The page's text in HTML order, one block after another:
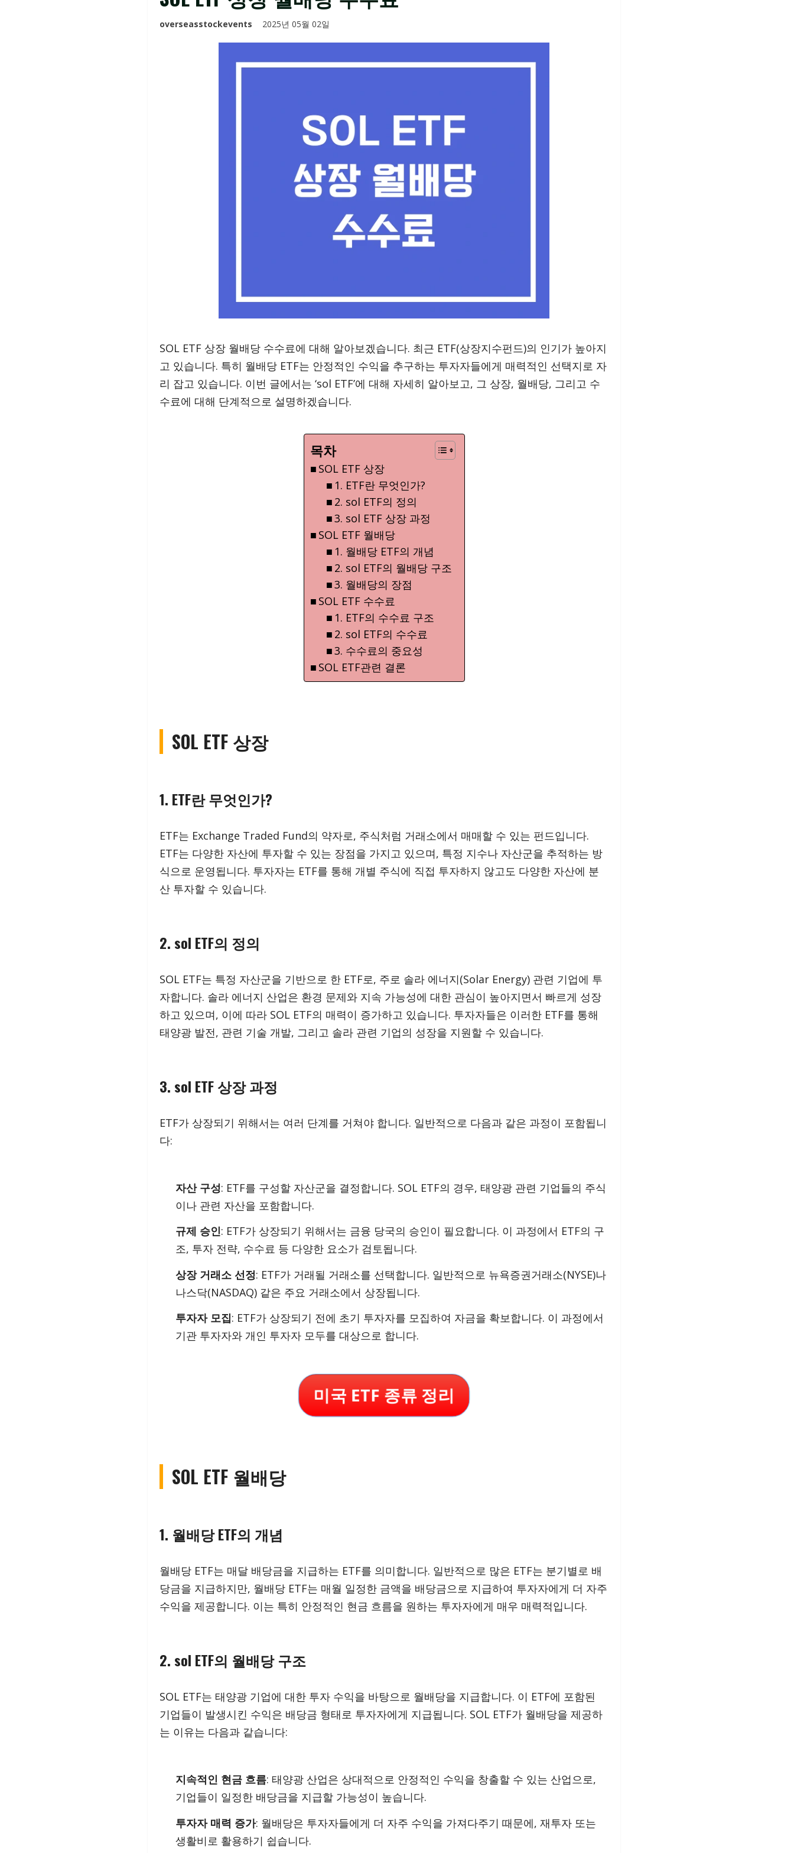
overseasstockevents 2025년 05월 02일
SOL ETF 상장 월배당 수수료에 대해 알아보겠습니다. 최근 ETF(상장지수펀드)의 인기가 높아지
고 있습니다. 특히 월배당 ETF는 안정적인 수익을 추구하는 투자자들에게 매력적인 선택지로 자
리 잡고 있습니다. 이번 글에서는 ‘sol ETF’에 대해 자세히 알아보고, 그 상장, 월배당, 그리고 수
수료에 대해 단계적으로 설명하겠습니다.
목차
SOL ETF 상장
1. ETF란 무엇인가?
2. sol ETF의 정의
3. sol ETF 상장 과정
SOL ETF 월배당
1. 월배당 ETF의 개념
2. sol ETF의 월배당 구조
3. 월배당의 장점
SOL ETF 수수료
1. ETF의 수수료 구조
2. sol ETF의 수수료
3. 수수료의 중요성
SOL ETF관련 결론
SOL ETF 상장
1. ETF란 무엇인가?
ETF는 Exchange Traded Fund의 약자로, 주식처럼 거래소에서 매매할 수 있는 펀드입니다.
ETF는 다양한 자산에 투자할 수 있는 장점을 가지고 있으며, 특정 지수나 자산군을 추적하는 방
식으로 운영됩니다. 투자자는 ETF를 통해 개별 주식에 직접 투자하지 않고도 다양한 자산에 분
산 투자할 수 있습니다.
2. sol ETF의 정의
SOL ETF는 특정 자산군을 기반으로 한 ETF로, 주로 솔라 에너지(Solar Energy) 관련 기업에 투
자합니다. 솔라 에너지 산업은 환경 문제와 지속 가능성에 대한 관심이 높아지면서 빠르게 성장
하고 있으며, 이에 따라 SOL ETF의 매력이 증가하고 있습니다. 투자자들은 이러한 ETF를 통해
태양광 발전, 관련 기술 개발, 그리고 솔라 관련 기업의 성장을 지원할 수 있습니다.
3. sol ETF 상장 과정
ETF가 상장되기 위해서는 여러 단계를 거쳐야 합니다. 일반적으로 다음과 같은 과정이 포함됩니
다:
자산 구성: ETF를 구성할 자산군을 결정합니다. SOL ETF의 경우, 태양광 관련 기업들의 주식
이나 관련 자산을 포함합니다.
규제 승인: ETF가 상장되기 위해서는 금융 당국의 승인이 필요합니다. 이 과정에서 ETF의 구
조, 투자 전략, 수수료 등 다양한 요소가 검토됩니다.
상장 거래소 선정: ETF가 거래될 거래소를 선택합니다. 일반적으로 뉴욕증권거래소(NYSE)나
나스닥(NASDAQ) 같은 주요 거래소에서 상장됩니다.
투자자 모집: ETF가 상장되기 전에 초기 투자자를 모집하여 자금을 확보합니다. 이 과정에서
기관 투자자와 개인 투자자 모두를 대상으로 합니다.
미국 ETF 종류 정리
SOL ETF 월배당
1. 월배당 ETF의 개념
월배당 ETF는 매달 배당금을 지급하는 ETF를 의미합니다. 일반적으로 많은 ETF는 분기별로 배
당금을 지급하지만, 월배당 ETF는 매월 일정한 금액을 배당금으로 지급하여 투자자에게 더 자주
수익을 제공합니다. 이는 특히 안정적인 현금 흐름을 원하는 투자자에게 매우 매력적입니다.
2. sol ETF의 월배당 구조
SOL ETF는 태양광 기업에 대한 투자 수익을 바탕으로 월배당을 지급합니다. 이 ETF에 포함된
기업들이 발생시킨 수익은 배당금 형태로 투자자에게 지급됩니다. SOL ETF가 월배당을 제공하
는 이유는 다음과 같습니다:
지속적인 현금 흐름: 태양광 산업은 상대적으로 안정적인 수익을 창출할 수 있는 산업으로,
기업들이 일정한 배당금을 지급할 가능성이 높습니다.
투자자 매력 증가: 월배당은 투자자들에게 더 자주 수익을 가져다주기 때문에, 재투자 또는
생활비로 활용하기 쉽습니다.